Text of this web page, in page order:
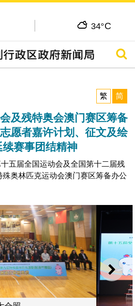
34°C
搜寻
繁
简
及残特奥会澳门赛区筹备
愿者嘉许计划、征文及绘
赛事团结精神
五届全国运动会及全国第十二届残
奥林匹克运动会澳门赛区筹备办公
下一